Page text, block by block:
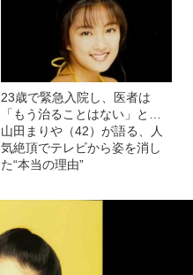
23歳で緊急入院し、医者は
「もう治ることはない」と…
山田まりや（42）が語る、人
気絶頂でテレビから姿を消し
た“本当の理由”